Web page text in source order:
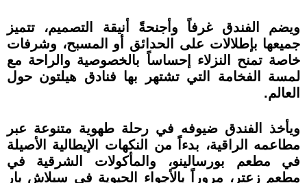
ويضم الفندق غرفاً وأجنحةً أنيقة التصميم، تتميز
جميعها بإطلالات على الحدائق أو المسبح، وشرفات
خاصة تمنح النزلاء إحساساً بالخصوصية والراحة مع
لمسة الفخامة التي تشتهر بها فنادق هيلتون حول
العالم.
ويأخذ الفندق ضيوفه في رحلة طهوية متنوعة عبر
مطاعمه الراقية، بدءاً من النكهات الإيطالية الأصيلة
في مطعم بورسالينو، والمأكولات الشرقية في
مطعم زعتر، مروراً بالأجواء الحيوية في سبلاش بار